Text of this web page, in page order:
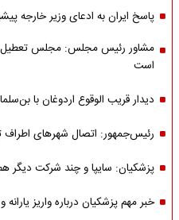
پاسخ ایران به ادعای وزیر خارجه
مشاور رئیس مجلس: مجلس تعطیل
است
دیدار قریب الوقوع اردوغان با
رئیس‌جمهور: اتصال شهرهای اطراف
پزشکیان: سایپا و چند شرکت دیگر
خبر مهم پزشکیان درباره واریز